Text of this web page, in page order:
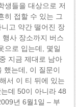
생들을 대상으로 저
히 접할 수 있는 그
고 약간 떨어진 장
사 장소까지 버스
으로 입는데, 몇일
지금 제대로 남아
했는데, 이 질문이
서 이 티 뒤에 있는
데 50이 아니라 48
년 6월1일 – 부